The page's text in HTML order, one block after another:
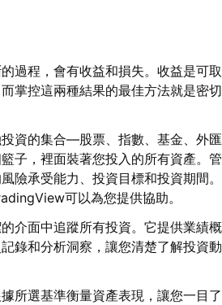
過程，會有收益和損失。收益是可取
掌控這兩種結果的最佳方法就是密切
資的集合—股票、指數、基金、外匯
子，裡面裝著您投入的所有資產。管
險承受能力、投資目標和投資期間。
可以為您提供協助。
介面中追蹤所有投資。它提供業績概
錄和分析洞察，讓您清楚了解投資動
所選基準衡量資產表現，讓您一目了